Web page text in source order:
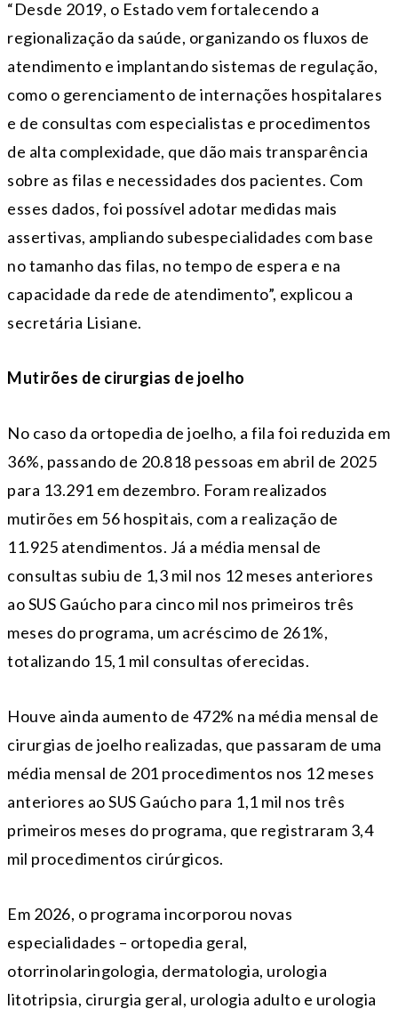
“Desde 2019, o Estado vem fortalecendo a
regionalização da saúde, organizando os fluxos de
atendimento e implantando sistemas de regulação,
como o gerenciamento de internações hospitalares
e de consultas com especialistas e procedimentos
de alta complexidade, que dão mais transparência
sobre as filas e necessidades dos pacientes. Com
esses dados, foi possível adotar medidas mais
assertivas, ampliando subespecialidades com base
no tamanho das filas, no tempo de espera e na
capacidade da rede de atendimento”, explicou a
secretária Lisiane.
Mutirões de cirurgias de joelho
No caso da ortopedia de joelho, a fila foi reduzida em
36%, passando de 20.818 pessoas em abril de 2025
para 13.291 em dezembro. Foram realizados
mutirões em 56 hospitais, com a realização de
11.925 atendimentos. Já a média mensal de
consultas subiu de 1,3 mil nos 12 meses anteriores
ao SUS Gaúcho para cinco mil nos primeiros três
meses do programa, um acréscimo de 261%,
totalizando 15,1 mil consultas oferecidas.
Houve ainda aumento de 472% na média mensal de
cirurgias de joelho realizadas, que passaram de uma
média mensal de 201 procedimentos nos 12 meses
anteriores ao SUS Gaúcho para 1,1 mil nos três
primeiros meses do programa, que registraram 3,4
mil procedimentos cirúrgicos.
Em 2026, o programa incorporou novas
especialidades – ortopedia geral,
otorrinolaringologia, dermatologia, urologia
litotripsia, cirurgia geral, urologia adulto e urologia